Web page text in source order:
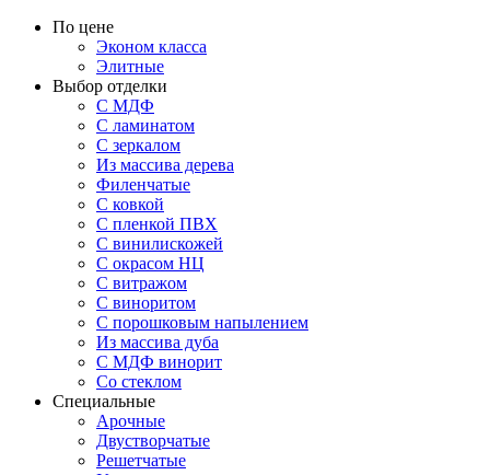
По цене
Эконом класса
Элитные
Выбор отделки
С МДФ
С ламинатом
С зеркалом
Из массива дерева
Филенчатые
С ковкой
С пленкой ПВХ
С винилискожей
С окрасом НЦ
С витражом
С виноритом
С порошковым напылением
Из массива дуба
С МДФ винорит
Со стеклом
Специальные
Арочные
Двустворчатые
Решетчатые